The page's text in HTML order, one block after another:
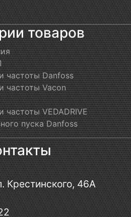
товаров
частоты Danfoss
частоты Vacon
частоты VEDADRIVE
пуска Danfoss
Крестинского, 46А